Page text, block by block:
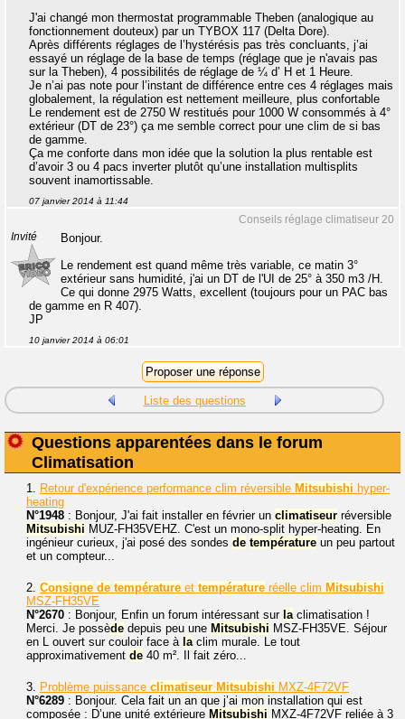
J'ai changé mon thermostat programmable Theben (analogique au
fonctionnement douteux) par un TYBOX 117 (Delta Dore).
Après différents réglages de l’hystérésis pas très concluants, j’ai
essayé un réglage de la base de temps (réglage que je n'avais pas
sur la Theben), 4 possibilités de réglage de ¼ d’ H et 1 Heure.
Je n’ai pas note pour l’instant de différence entre ces 4 réglages mais
globalement, la régulation est nettement meilleure, plus confortable
Le rendement est de 2750 W restitués pour 1000 W consommés à 4°
extérieur (DT de 23°) ça me semble correct pour une clim de si bas
de gamme.
Ça me conforte dans mon idée que la solution la plus rentable est
d’avoir 3 ou 4 pacs inverter plutôt qu’une installation multisplits
souvent inamortissable.
07 janvier 2014 à 11:44
Conseils réglage climatiseur 20
Invité
Bonjour.
Le rendement est quand même très variable, ce matin 3°
extérieur sans humidité, j'ai un DT de l'UI de 25° à 350 m3 /H.
Ce qui donne 2975 Watts, excellent (toujours pour un PAC bas
de gamme en R 407).
JP
10 janvier 2014 à 06:01
Liste des questions
Questions apparentées dans le forum
Climatisation
1. Retour d'expérience performance clim réversible Mitsubishi hyper-
heating
N°1948 : Bonjour, J'ai fait installer en février un climatiseur réversible
Mitsubishi MUZ-FH35VEHZ. C'est un mono-split hyper-heating. En
ingénieur curieux, j'ai posé des sondes de température un peu partout
et un compteur...
2. Consigne de température et température réelle clim Mitsubishi
MSZ-FH35VE
N°2670 : Bonjour, Enfin un forum intéressant sur la climatisation !
Merci. Je possède depuis peu une Mitsubishi MSZ-FH35VE. Séjour
en L ouvert sur couloir face à la clim murale. Le tout
approximativement de 40 m². Il fait zéro...
3. Problème puissance climatiseur Mitsubishi MXZ-4F72VF
N°6289 : Bonjour. Cela fait un an que j’ai mon installation qui est
composée : D’une unité extérieure Mitsubishi MXZ-4F72VF reliée à 3